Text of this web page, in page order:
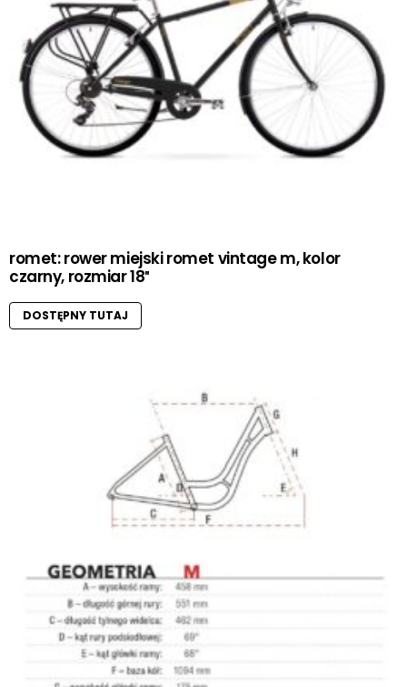
romet: rower miejski romet vintage m, kolor
czarny, rozmiar 18″
DOSTĘPNY TUTAJ